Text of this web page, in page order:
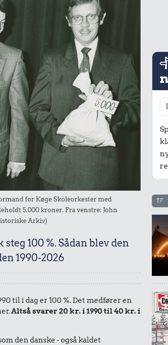
for Køge Skoleorkester med
5.000 kroner. Fra venstre: John
Arkiv)
100 %. Sådan blev den
1990-2026
til i dag er 100 %. Det medfører en
Altså svarer 20 kr. i 1990 til 40 kr. i
den danske - også kaldet